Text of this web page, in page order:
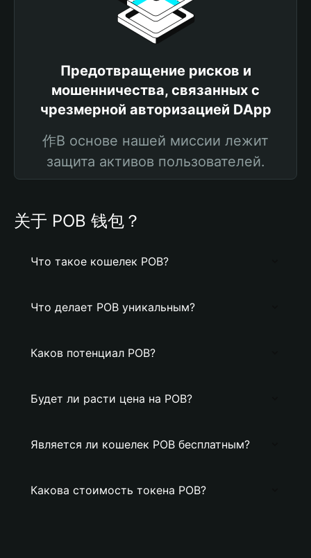
Предотвращение рисков и
мошенничества, связанных с
чрезмерной авторизацией DApp
作В основе нашей миссии лежит
защита активов пользователей.
关于 POB 钱包？
Что такое кошелек POB?
Что делает POB уникальным?
Каков потенциал POB?
Будет ли расти цена на POB?
Является ли кошелек POB бесплатным?
Какова стоимость токена POB?